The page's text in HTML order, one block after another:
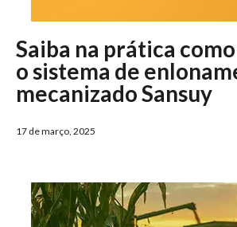
Saiba na prática
o sistema de
mecanizado Sansuy
17 de março, 2025